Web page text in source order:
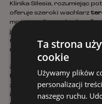
Klinika Silesia, rozumiejąc
oferuje szeroki wachlarz
można realizować w
jest szczególnie ważny dla
nie mogą opuszczać
nieprzerwane i
Jednym z kluczowych
fizjoterapia. Doświadczeni
zaawansowane techniki,
indywidualnych potrzeb i
Ta strona
cookie
Używamy plików
personalizacji
naszego ruchu.